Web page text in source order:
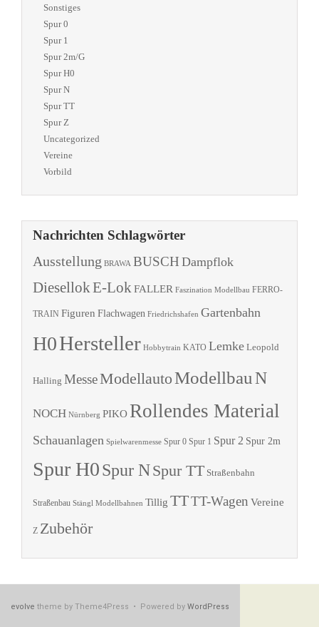
Sonstiges
Spur 0
Spur 1
Spur 2m/G
Spur H0
Spur N
Spur TT
Spur Z
Uncategorized
Vereine
Vorbild
Nachrichten Schlagwörter
Ausstellung BRAWA BUSCH Dampflok
DiesellokE-LokFALLER Faszination Modellbau FERRO-
TRAIN Figuren Flachwagen Friedrichshafen Gartenbahn
H0Hersteller Hobbytrain KATO Lemke Leopold
Halling MesseModellautoModellbauN
NOCH Nürnberg PIKO Rollendes Material
Schauanlagen Spielwarenmesse Spur 0 Spur 1 Spur 2 Spur 2m
Spur H0Spur NSpur TT Straßenbahn
Straßenbau Stängl Modellbahnen Tillig TTTT-Wagen Vereine
Z Zubehör
evolve theme by Theme4Press • Powered by WordPress